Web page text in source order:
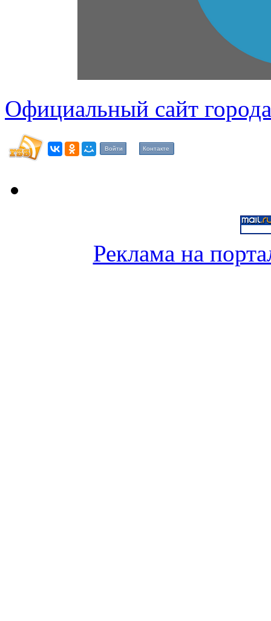
Официальный сайт
Войти Контакте
Реклама на